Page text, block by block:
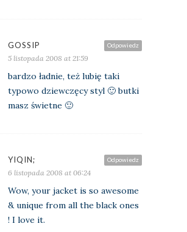
Odpowiedz
GOSSIP
5 listopada 2008 at 21:59
bardzo ładnie, też lubię taki
typowo dziewczęcy styl 🙂 butki
masz świetne 🙂
Odpowiedz
YIQIN;
6 listopada 2008 at 06:24
Wow, your jacket is so awesome
& unique from all the black ones
! I love it.